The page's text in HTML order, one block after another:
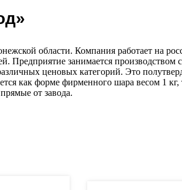
области. Компания работает на
Предприятие занимается
ценовых категорий. Это
как форме фирменного шара весом 1
от завода.